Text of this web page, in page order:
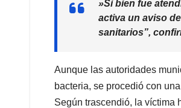
​»Si bien fue
activa un aviso
sanitarios”,
​Aunque las autoridades
bacteria, se procedió con
Según trascendió, la víctima